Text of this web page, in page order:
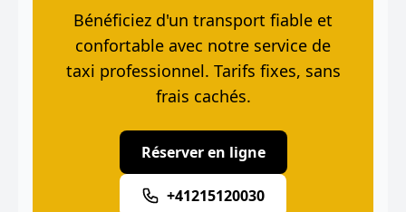
Bénéficiez d'un transport fiable et
confortable avec notre service de
taxi professionnel. Tarifs fixes, sans
frais cachés.
Réserver en ligne
+41215120030